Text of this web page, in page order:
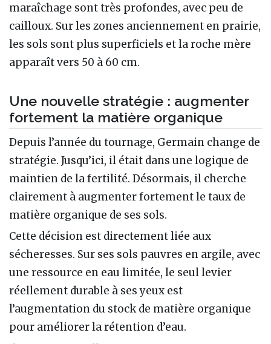
maraîchage sont très profondes, avec peu de
cailloux. Sur les zones anciennement en prairie,
les sols sont plus superficiels et la roche mère
apparaît vers 50 à 60 cm.
Une nouvelle stratégie : augmenter
fortement la matière organique
Depuis l’année du tournage, Germain change de
stratégie. Jusqu’ici, il était dans une logique de
maintien de la fertilité. Désormais, il cherche
clairement à augmenter fortement le taux de
matière organique de ses sols.
Cette décision est directement liée aux
sécheresses. Sur ses sols pauvres en argile, avec
une ressource en eau limitée, le seul levier
réellement durable à ses yeux est
l’augmentation du stock de matière organique
pour améliorer la rétention d’eau.